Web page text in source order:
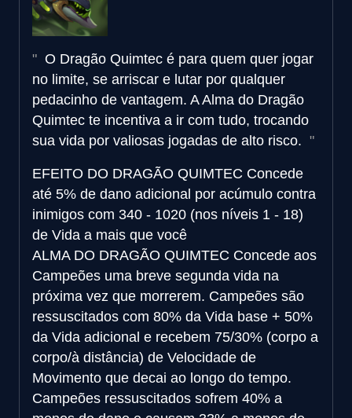
O Dragão Quimtec é para quem quer jogar
no limite, se arriscar e lutar por qualquer
pedacinho de vantagem. A Alma do Dragão
Quimtec te incentiva a ir com tudo, trocando
sua vida por valiosas jogadas de alto risco.
EFEITO DO DRAGÃO QUIMTEC Concede
até 5% de dano adicional por acúmulo contra
inimigos com 340 - 1020 (nos níveis 1 - 18)
de Vida a mais que você
ALMA DO DRAGÃO QUIMTEC Concede aos
Campeões uma breve segunda vida na
próxima vez que morrerem. Campeões são
ressuscitados com 80% da Vida base + 50%
da Vida adicional e recebem 75/30% (corpo a
corpo/à distância) de Velocidade de
Movimento que decai ao longo do tempo.
Campeões ressuscitados sofrem 40% a